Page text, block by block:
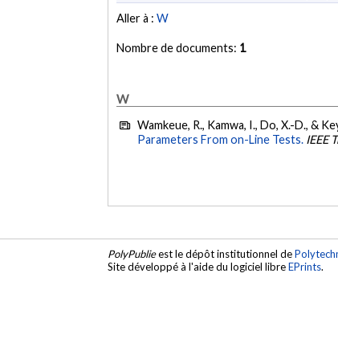
Aller à :W
Nombre de documents: 1
W
Wamkeue, R., Kamwa, I., Do, X.-D., &
Parameters From on-Line Tests. IEEE
PolyPublieest le dépôt institutionnel de
Site développé à l'aide du logiciel libreEPrints.